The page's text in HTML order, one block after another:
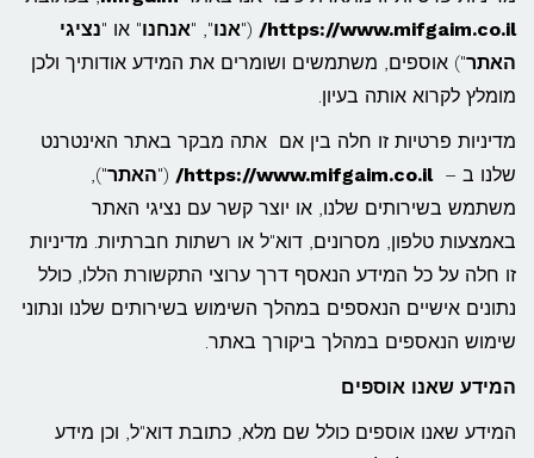
https://www.mifgaim.co.il/
("אנו", "אנחנו" או "נציגי
האתר") אוספים, משתמשים ושומרים את המידע אודותיך ולכן
מומלץ לקרוא אותה בעיון.
מדיניות פרטיות זו חלה בין אם אתה מבקר באתר האינטרנט
שלנו ב –https://www.mifgaim.co.il/
("האתר"),
משתמש בשירותים שלנו, או יוצר קשר עם נציגי האתר
באמצעות טלפון, מסרונים, דוא"ל או רשתות חברתיות. מדיניות
זו חלה על כל המידע הנאסף דרך ערוצי התקשורת הללו, כולל
נתונים אישיים הנאספים במהלך השימוש בשירותים שלנו ונתוני
שימוש הנאספים במהלך ביקורך באתר.
המידע שאנו אוספים
המידע שאנו אוספים כולל שם מלא, כתובת דוא"ל, וכן מידע